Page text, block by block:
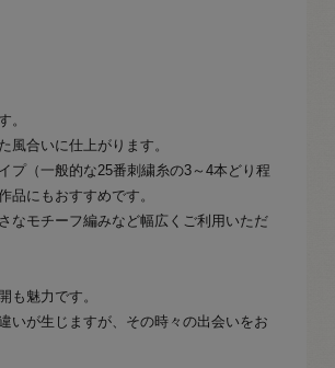
。
風合いに仕上がります。
プ（一般的な25番刺繍糸の3～4本どり程
品にもおすすめです。
なモチーフ編みなど幅広くご利用いただ
も魅力です。
いが生じますが、その時々の出会いをお